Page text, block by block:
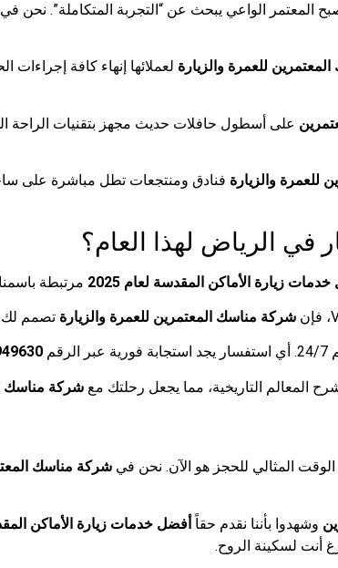
الواعي يبحث عن “التجربة المتكاملة”. نحن في
للعمرة والزيارة لعملائها إنهاء كافة
على أسطول حافلات حديث مجهز بتقنيات الراحة
للعمرة والزيارة فنادق ومنتجعات تطل مباشرة على
في الرياض لهذا العام؟
زيارة الأماكن المقدسة لعام 2025 مرتبطة
شركة مناسك المعتمرين للعمرة والزيارة تصمم لك
المعالم التاريخية، مما يجعل رحلتك مع شركة مناسك
شركة مناسك
وشهدوا بأننا نقدم حقاً أفضل خدمات زيارة الأماكن
أنت لسكينة الروح.